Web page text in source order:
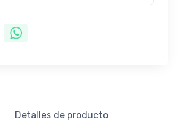
Detalles de producto